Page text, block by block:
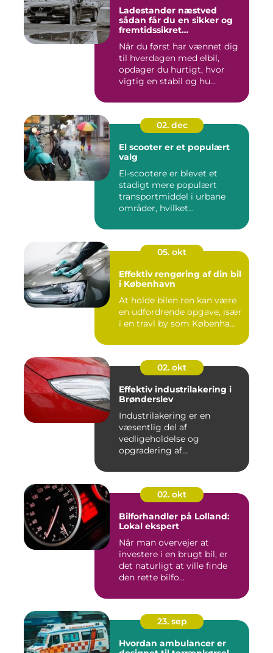
Ladestander næstved
sådan får du en sikker og
fremtidssikret
Når du først har vænnet dig
til hverdagen med elbil,
opdager du hurtigt, hvor
vigtig en stabil og hu...
02. dec
El scooter er et populært
valg
El-scootere er blevet et
stadigt mere populært
transportmiddel i urbane
områder, hvilket...
05. okt
Effektiv rengøring af din bil
i København
At holde bilen ren kan være
en udfordrende opgave, især
i en travl by som Københa...
02. okt
Effektiv industrilakering i
Brønderslev
Industrilakering er en
væsentlig del af
vedligeholdelse og
opgradering af
02. okt
Bilforhandler på Lolland:
Lokal ekspert
Når man overvejer at
investere i en brugt bil, er
det naturligt at ville finde
den rette bilfo...
23. sep
Hvordan ambulancer er